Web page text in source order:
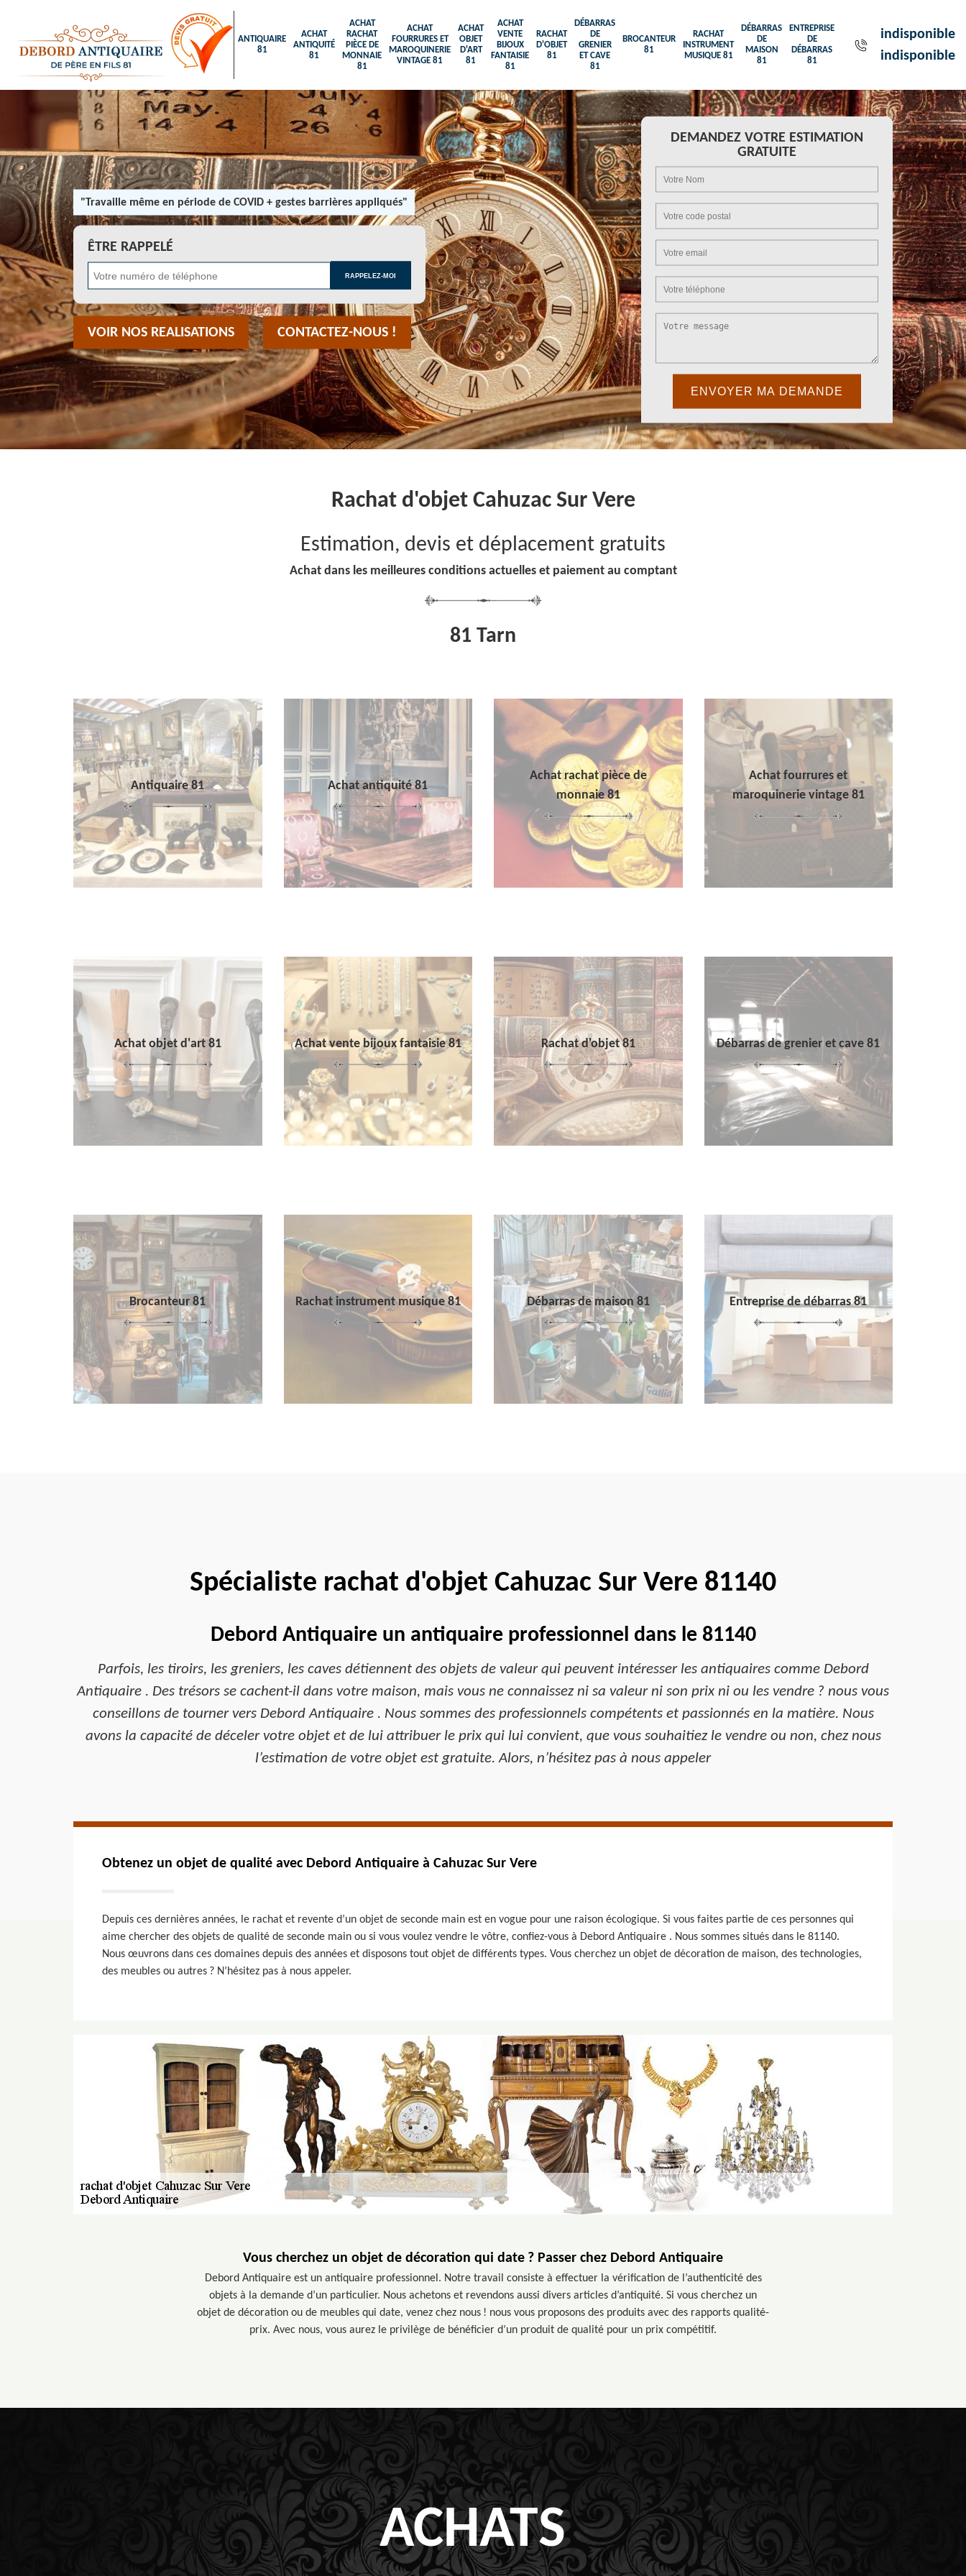
ANTIQUAIRE
81
ACHAT
ANTIQUITÉ
81
ACHAT
RACHAT
PIÈCE DE
MONNAIE
81
ACHAT
FOURRURES ET
MAROQUINERIE
VINTAGE 81
ACHAT
OBJET
D'ART
81
ACHAT
VENTE
BIJOUX
FANTAISIE
81
RACHAT
D'OBJET
81
DÉBARRAS
DE
GRENIER
ET CAVE
81
BROCANTEUR
81
RACHAT
INSTRUMENT
MUSIQUE 81
DÉBARRAS
DE
MAISON
81
ENTREPRISE
DE
DÉBARRAS
81
indisponible
indisponible
"Travaille même en période de COVID + gestes barrières appliqués"
ÊTRE RAPPELÉ
VOIR NOS REALISATIONS CONTACTEZ-NOUS !
DEMANDEZ VOTRE ESTIMATION
GRATUITE
Rachat d'objet Cahuzac Sur Vere
Estimation, devis et déplacement gratuits
Achat dans les meilleures conditions actuelles et paiement au comptant
81 Tarn
Antiquaire 81 Achat antiquité 81
Achat rachat pièce de
monnaie 81
Achat fourrures et
maroquinerie vintage 81
Achat objet d'art 81 Achat vente bijoux fantaisie 81 Rachat d'objet 81 Débarras de grenier et cave 81
Brocanteur 81 Rachat instrument musique 81 Débarras de maison 81 Entreprise de débarras 81
Spécialiste rachat d'objet Cahuzac Sur Vere 81140
Debord Antiquaire un antiquaire professionnel dans le 81140
Parfois, les tiroirs, les greniers, les caves détiennent des objets de valeur qui peuvent intéresser les antiquaires comme Debord
Antiquaire . Des trésors se cachent-il dans votre maison, mais vous ne connaissez ni sa valeur ni son prix ni ou les vendre ? nous vous
conseillons de tourner vers Debord Antiquaire . Nous sommes des professionnels compétents et passionnés en la matière. Nous
avons la capacité de déceler votre objet et de lui attribuer le prix qui lui convient, que vous souhaitiez le vendre ou non, chez nous
l’estimation de votre objet est gratuite. Alors, n’hésitez pas à nous appeler
Obtenez un objet de qualité avec Debord Antiquaire à Cahuzac Sur Vere
Depuis ces dernières années, le rachat et revente d’un objet de seconde main est en vogue pour une raison écologique. Si vous faites partie de ces personnes qui
aime chercher des objets de qualité de seconde main ou si vous voulez vendre le vôtre, confiez-vous à Debord Antiquaire . Nous sommes situés dans le 81140.
Nous œuvrons dans ces domaines depuis des années et disposons tout objet de différents types. Vous cherchez un objet de décoration de maison, des technologies,
des meubles ou autres ? N’hésitez pas à nous appeler.
Vous cherchez un objet de décoration qui date ? Passer chez Debord Antiquaire
Debord Antiquaire est un antiquaire professionnel. Notre travail consiste à effectuer la vérification de l’authenticité des
objets à la demande d’un particulier. Nous achetons et revendons aussi divers articles d’antiquité. Si vous cherchez un
objet de décoration ou de meubles qui date, venez chez nous ! nous vous proposons des produits avec des rapports qualité-
prix. Avec nous, vous aurez le privilège de bénéficier d’un produit de qualité pour un prix compétitif.
ACHATS